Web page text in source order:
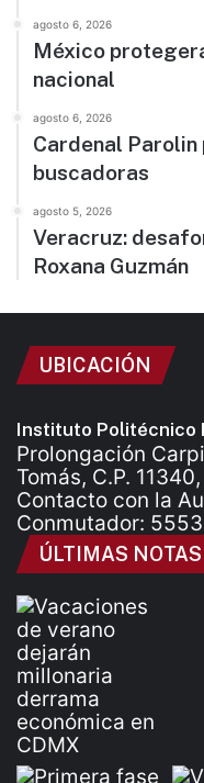
agosto 6, 2026
México
nacional
agosto 6, 2026
Cardenal
buscadoras
agosto 5, 2026
Veracruz:
Roxana Guzmán
UBICACIÓN
Instituto Politécnico
Prolongación
Tomás, C.P.
Contacto con la
Conmutador:
ÚLTIMAS